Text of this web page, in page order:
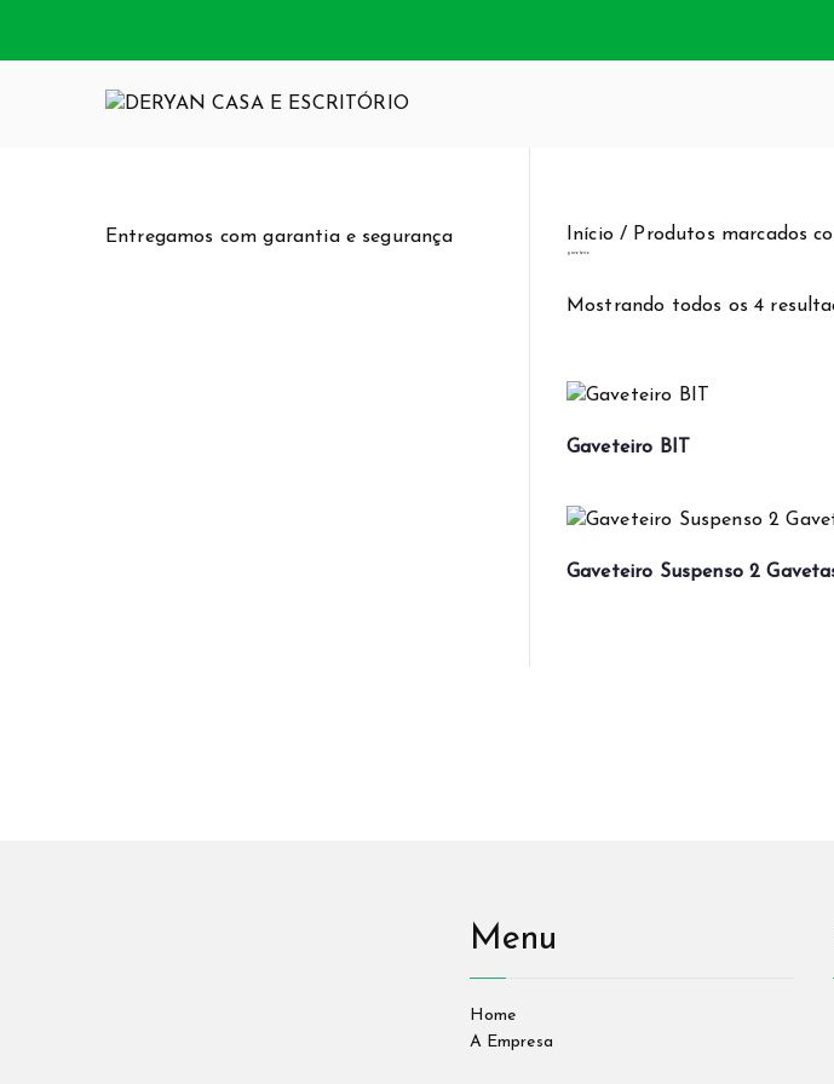
Somos uma loja especializada em moveis,
Início/ Produtos marcados
gaveteiro
Mostrando todos os 4
Gaveteiro BIT
Gaveteiro Suspenso 2
Entregamos com garantia e segurança
Menu
Home
A Empresa